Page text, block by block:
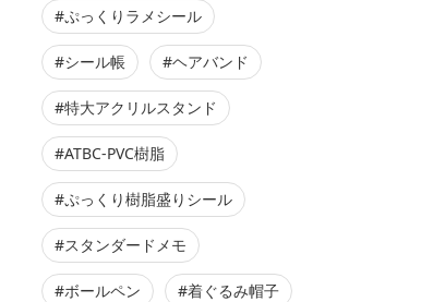
#ぷっくりラメシール
#シール帳 #ヘアバンド
#特大アクリルスタンド
#ATBC-PVC樹脂
#ぷっくり樹脂盛りシール
#スタンダードメモ
#ボールペン #着ぐるみ帽子